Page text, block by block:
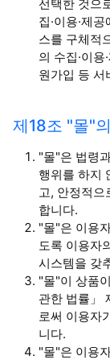
선택한 것으
집·이용·제
스를 구체적
의 수집·이
원가입 등 서
제18조 "몰"
"몰"은 법령
행위를 하지
고, 안정적으
합니다.
"몰"은 이용
도록 이용자
시스템을 갖
"몰"이 상품
관한 법률」
로써 이용자
니다.
"몰"은 이용